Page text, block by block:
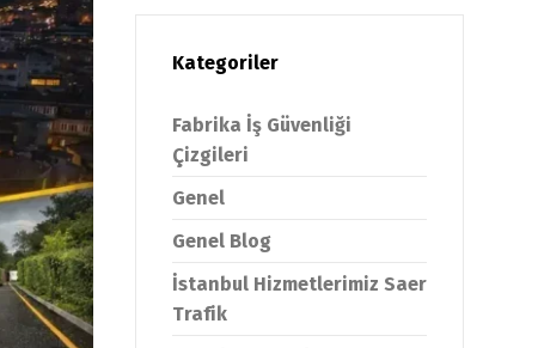
Kategoriler
Fabrika İş Güvenliği
Çizgileri
Genel
Genel Blog
İstanbul Hizmetlerimiz Saer
Trafik